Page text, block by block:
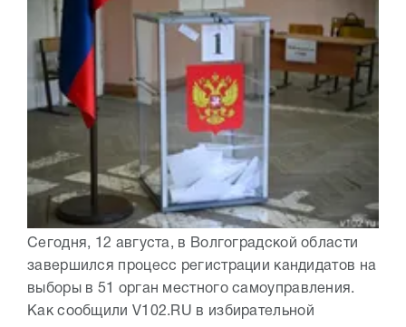
Сегодня, 12 августа, в Волгоградской области
завершился процесс регистрации кандидатов на
выборы в 51 орган местного самоуправления.
Как сообщили V102.RU в избирательной